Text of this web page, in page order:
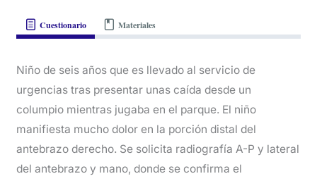
Cuestionario Materiales
Niño de seis años que es llevado al servicio de
urgencias tras presentar unas caída desde un
columpio mientras jugaba en el parque. El niño
manifiesta mucho dolor en la porción distal del
antebrazo derecho. Se solicita radiografía A-P y lateral
del antebrazo y mano, donde se confirma el